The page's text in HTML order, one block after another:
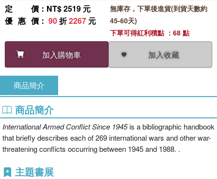
定價 ：NT$ 2519 元
優惠價 ： 90折2267 元
加入購物車 加入收藏
無庫存，下單後進貨(到貨天數約
45-60天)
下單可得紅利積點 ：68 點
商品簡介
商品簡介
International Armed Conflict Since 1945is a bibliographic handbook
that briefly describes each of 269 international wars and other war-
threatening conflicts occurring between 1945 and 1988. .
主題書展